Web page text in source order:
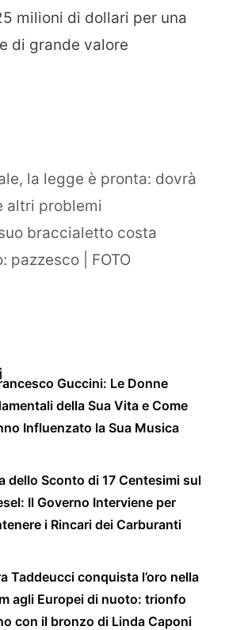
milioni di dollari per una
di grande valore
la legge è pronta: dovrà
altri problemi
braccialetto costa
pazzesco | FOTO
Guccini: Le Donne
della Sua Vita e Come
Influenzato la Sua Musica
dello Sconto di 17 Centesimi sul
Il Governo Interviene per
i Rincari dei Carburanti
Taddeucci conquista l’oro nella
agli Europei di nuoto: trionfo
con il bronzo di Linda Caponi